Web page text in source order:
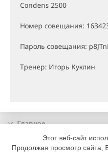
Condens 2500
Номер совещания:
Пароль совещания:
Тренер: Игорь Куклин
Главное
Подписка
Информация
Этот веб-сайт
Продолжая просмотр сайта,